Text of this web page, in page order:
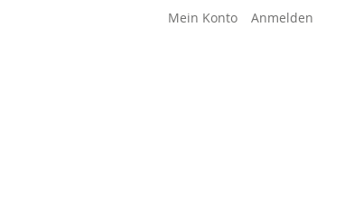
Mein Konto Anmelden